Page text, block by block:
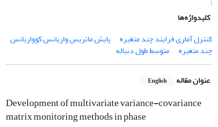
کلیدواژه‌ها
کنترل آماری فرایند چند متغیره
پایش ماتریس واریانس کوواریانس
چند متغیره
متوسط طول دنباله
عنوان مقاله English
Development of multivariate variance-covariance
matrix monitoring methods in phase